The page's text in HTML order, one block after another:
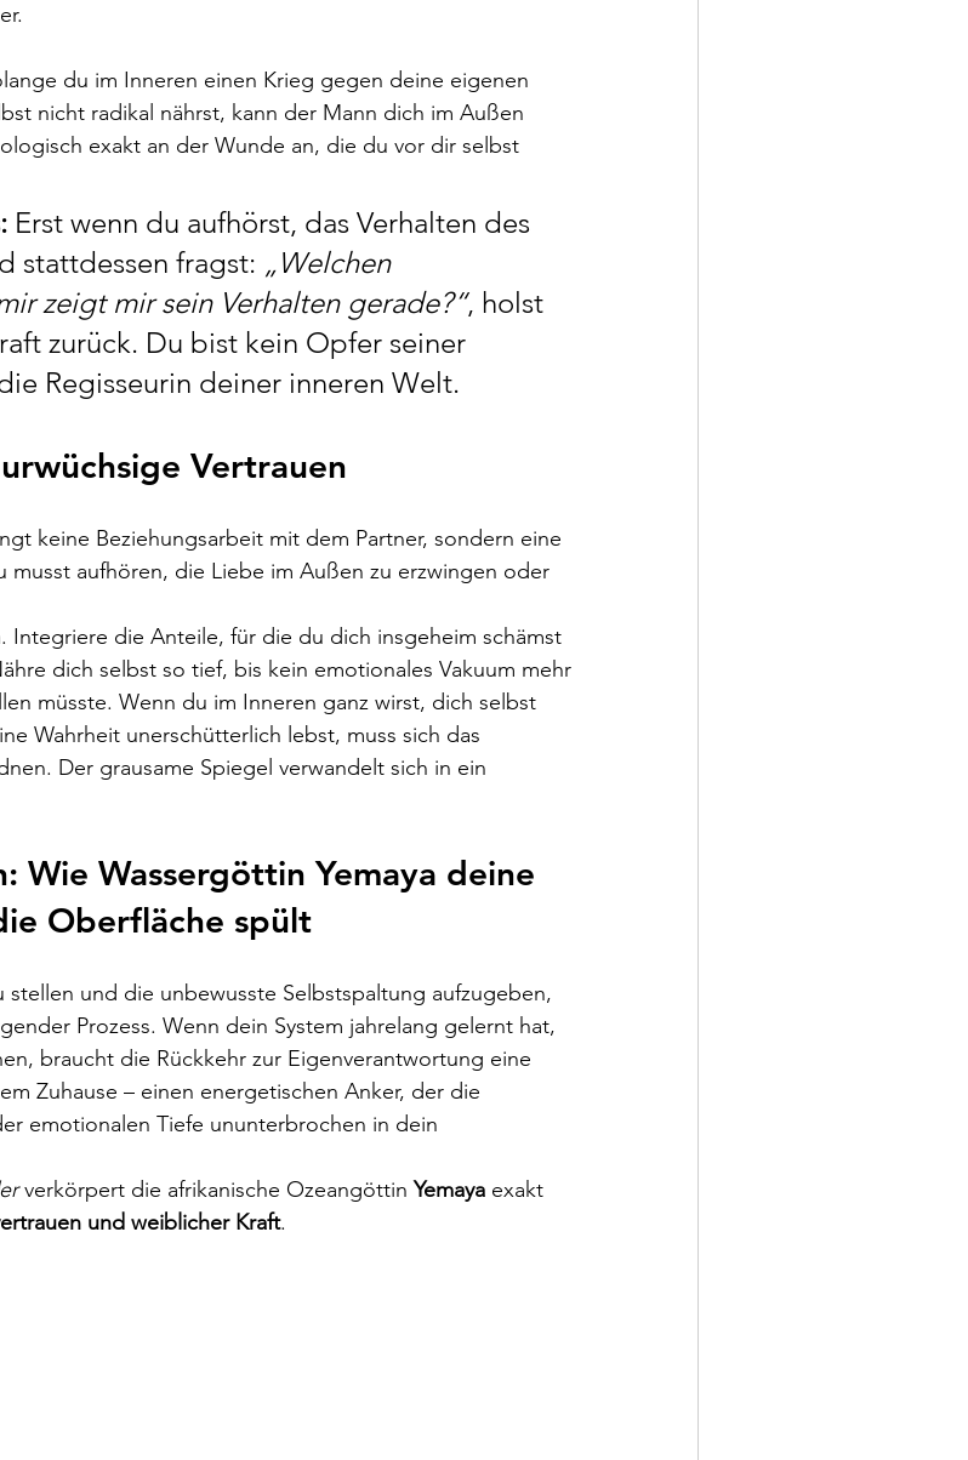
du im Inneren einen Krieg gegen deine eigenen
nicht radikal nährst, kann der Mann dich im Außen
exakt an der Wunde an, die du vor dir selbst
Erst wenn du aufhörst, das Verhalten des
stattdessen fragst: „Welchen
zeigt mir sein Verhalten gerade?“, holst
zurück. Du bist kein Opfer seiner
Regisseurin deiner inneren Welt.
Vertrauen
keine Beziehungsarbeit mit dem Partner, sondern eine
musst aufhören, die Liebe im Außen zu erzwingen oder
Integriere die Anteile, für die du dich insgeheim schämst
dich selbst so tief, bis kein emotionales Vakuum mehr
müsste. Wenn du im Inneren ganz wirst, dich selbst
Wahrheit unerschütterlich lebst, muss sich das
Der grausame Spiegel verwandelt sich in ein
Wie Wassergöttin Yemaya deine
Oberfläche spült
und die unbewusste Selbstspaltung aufzugeben,
Prozess. Wenn dein System jahrelang gelernt hat,
braucht die Rückkehr zur Eigenverantwortung eine
Zuhause – einen energetischen Anker, der die
emotionalen Tiefe ununterbrochen in dein
verkörpert die afrikanische Ozeangöttin Yemaya exakt
und weiblicher Kraft.